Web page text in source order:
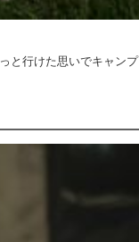
と行けた思いでキャンプ